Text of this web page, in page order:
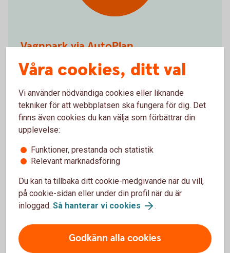
Vagnpark via AutoPlan
Vagnpark via AutoPlan
Information om klimatpremie och ansökan
Sälja företagsbilar
Sälja din leasingbil
Sälja din leasingbil
Våra cookies, ditt val
Vi använder nödvändiga cookies eller liknande
tekniker för att webbplatsen ska fungera för dig. Det
finns även cookies du kan välja som förbättrar din
upplevelse:
Funktioner, prestanda och statistik
Relevant marknadsföring
Du kan ta tillbaka ditt cookie-medgivande när du vill,
på cookie-sidan eller under din profil när du är
inloggad. Så hanterar vi cookies .
Godkänn alla cookies